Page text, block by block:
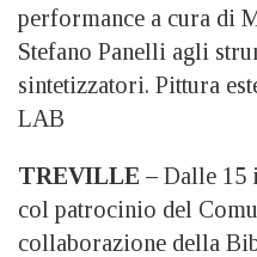
performance a cura di
Stefano Panelli agli
sintetizzatori. Pittura
LAB
TREVILLE – Dalle 15
col patrocinio del
collaborazione della